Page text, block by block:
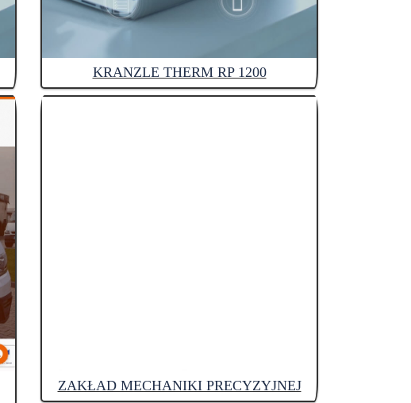
KRANZLE THERM RP 1200
ZAKŁAD MECHANIKI PRECYZYJNEJ